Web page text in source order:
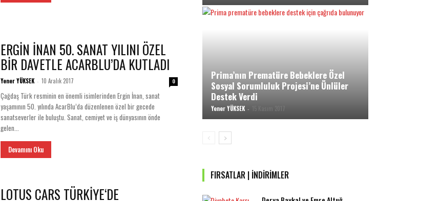
ERGİN İNAN 50. SANAT YILINI ÖZEL
BİR DAVETLE ACARBLU’DA KUTLADI
Yener YÜKSEK - 10 Aralık 2017 0
Çağdaş Türk resminin en önemli isimlerinden Ergin İnan, sanat
yaşamının 50. yılında AcarBlu’da düzenlenen özel bir gecede
sanatseverler ile buluştu. Sanat, cemiyet ve iş dünyasının önde
gelen...
Devamını Oku
LOTUS CARS TÜRKİYE‘DE
Prima’nın Prematüre Bebeklere Özel
Sosyal Sorumluluk Projesi’ne Ünlüler
Destek Verdi
Yener YÜKSEK - 15 Kasım 2017
FIRSATLAR | İNDİRİMLER